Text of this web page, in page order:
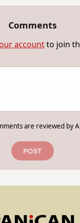
Comments
accountto join
are reviewed by
POST